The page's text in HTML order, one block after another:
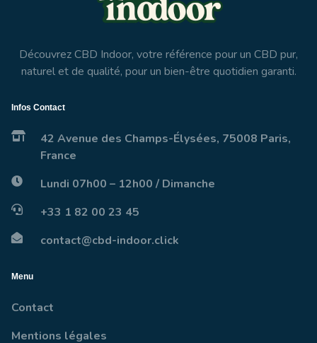
Découvrez CBD Indoor, votre référence pour un CBD pur,
naturel et de qualité, pour un bien-être quotidien garanti.
Infos Contact
42 Avenue des Champs-Élysées, 75008 Paris,
France
Lundi 07h00 – 12h00 / Dimanche
+33 1 82 00 23 45
contact@cbd-indoor.click
Menu
Contact
Mentions légales